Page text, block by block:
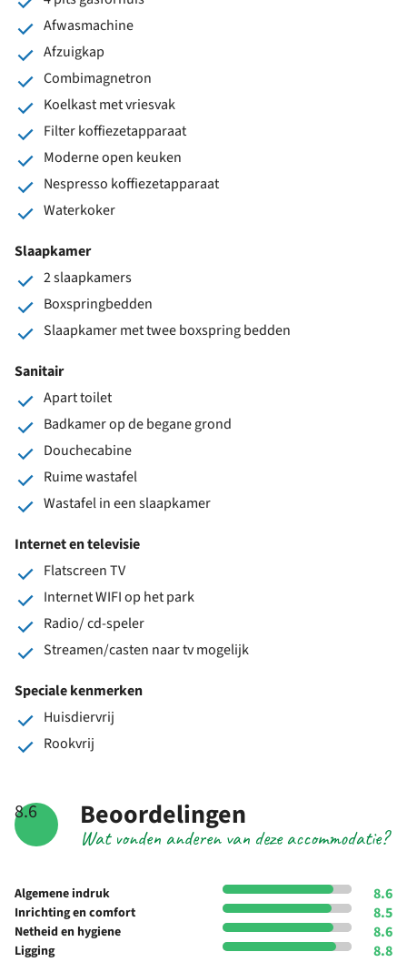
Afwasmachine
Afzuigkap
Combimagnetron
Koelkast met vriesvak
Filter koffiezetapparaat
Moderne open keuken
Nespresso koffiezetapparaat
Waterkoker
Slaapkamer
2 slaapkamers
Boxspringbedden
Slaapkamer met twee boxspring bedden
Sanitair
Apart toilet
Badkamer op de begane grond
Douchecabine
Ruime wastafel
Wastafel in een slaapkamer
Internet en televisie
Flatscreen TV
Internet WIFI op het park
Radio/ cd-speler
Streamen/casten naar tv mogelijk
Speciale kenmerken
Huisdiervrij
Rookvrij
8.6
Wat vonden anderen van deze accommodatie?
Beoordelingen
Algemene indruk 8.6
Inrichting en comfort 8.5
Netheid en hygiene 8.6
Ligging 8.8